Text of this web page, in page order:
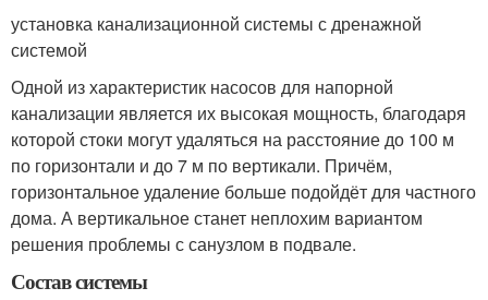
установка канализационной системы с дренажной
системой
Одной из характеристик насосов для напорной
канализации является их высокая мощность, благодаря
которой стоки могут удаляться на расстояние до 100 м
по горизонтали и до 7 м по вертикали. Причём,
горизонтальное удаление больше подойдёт для частного
дома. А вертикальное станет неплохим вариантом
решения проблемы с санузлом в подвале.
Состав системы